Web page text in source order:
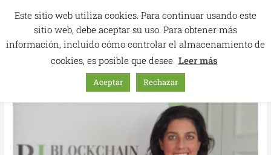
contenido
Este sitio web utiliza cookies. Para continuar usando este
sitio web, debe aceptar su uso. Para obtener más
información, incluido cómo controlar el almacenamiento de
cookies, es posible que desee Leer más
Aceptar Rechazar